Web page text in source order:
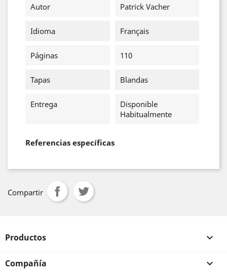
Autor Patrick Vacher
Idioma Français
Páginas 110
Tapas Blandas
Entrega
Disponible
Habitualmente
Referencias específicas
Compartir
Productos 
Compañía 